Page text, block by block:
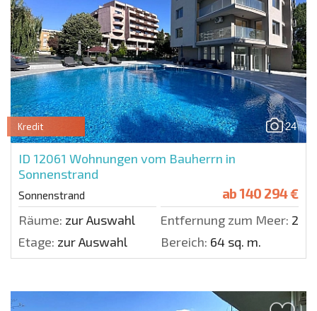
24
Kredit
ID 12061 Wohnungen vom Bauherrn in
Sonnenstrand
Sonnenstrand ab140 294 €
Räume: zur Auswahl Entfernung zum Meer: 250
Etage: zur Auswahl Bereich: 64 sq. m.